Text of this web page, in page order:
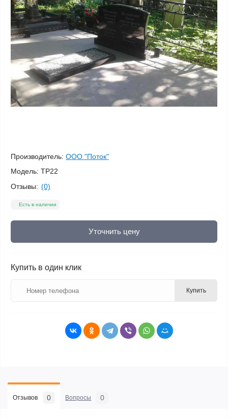
Производитель: ООО "Поток"
Модель: ТР22
Отзывы: (0)
Есть в наличии
Уточнить цену
Купить в один клик
Купить
Отзывов 0 Вопросы 0